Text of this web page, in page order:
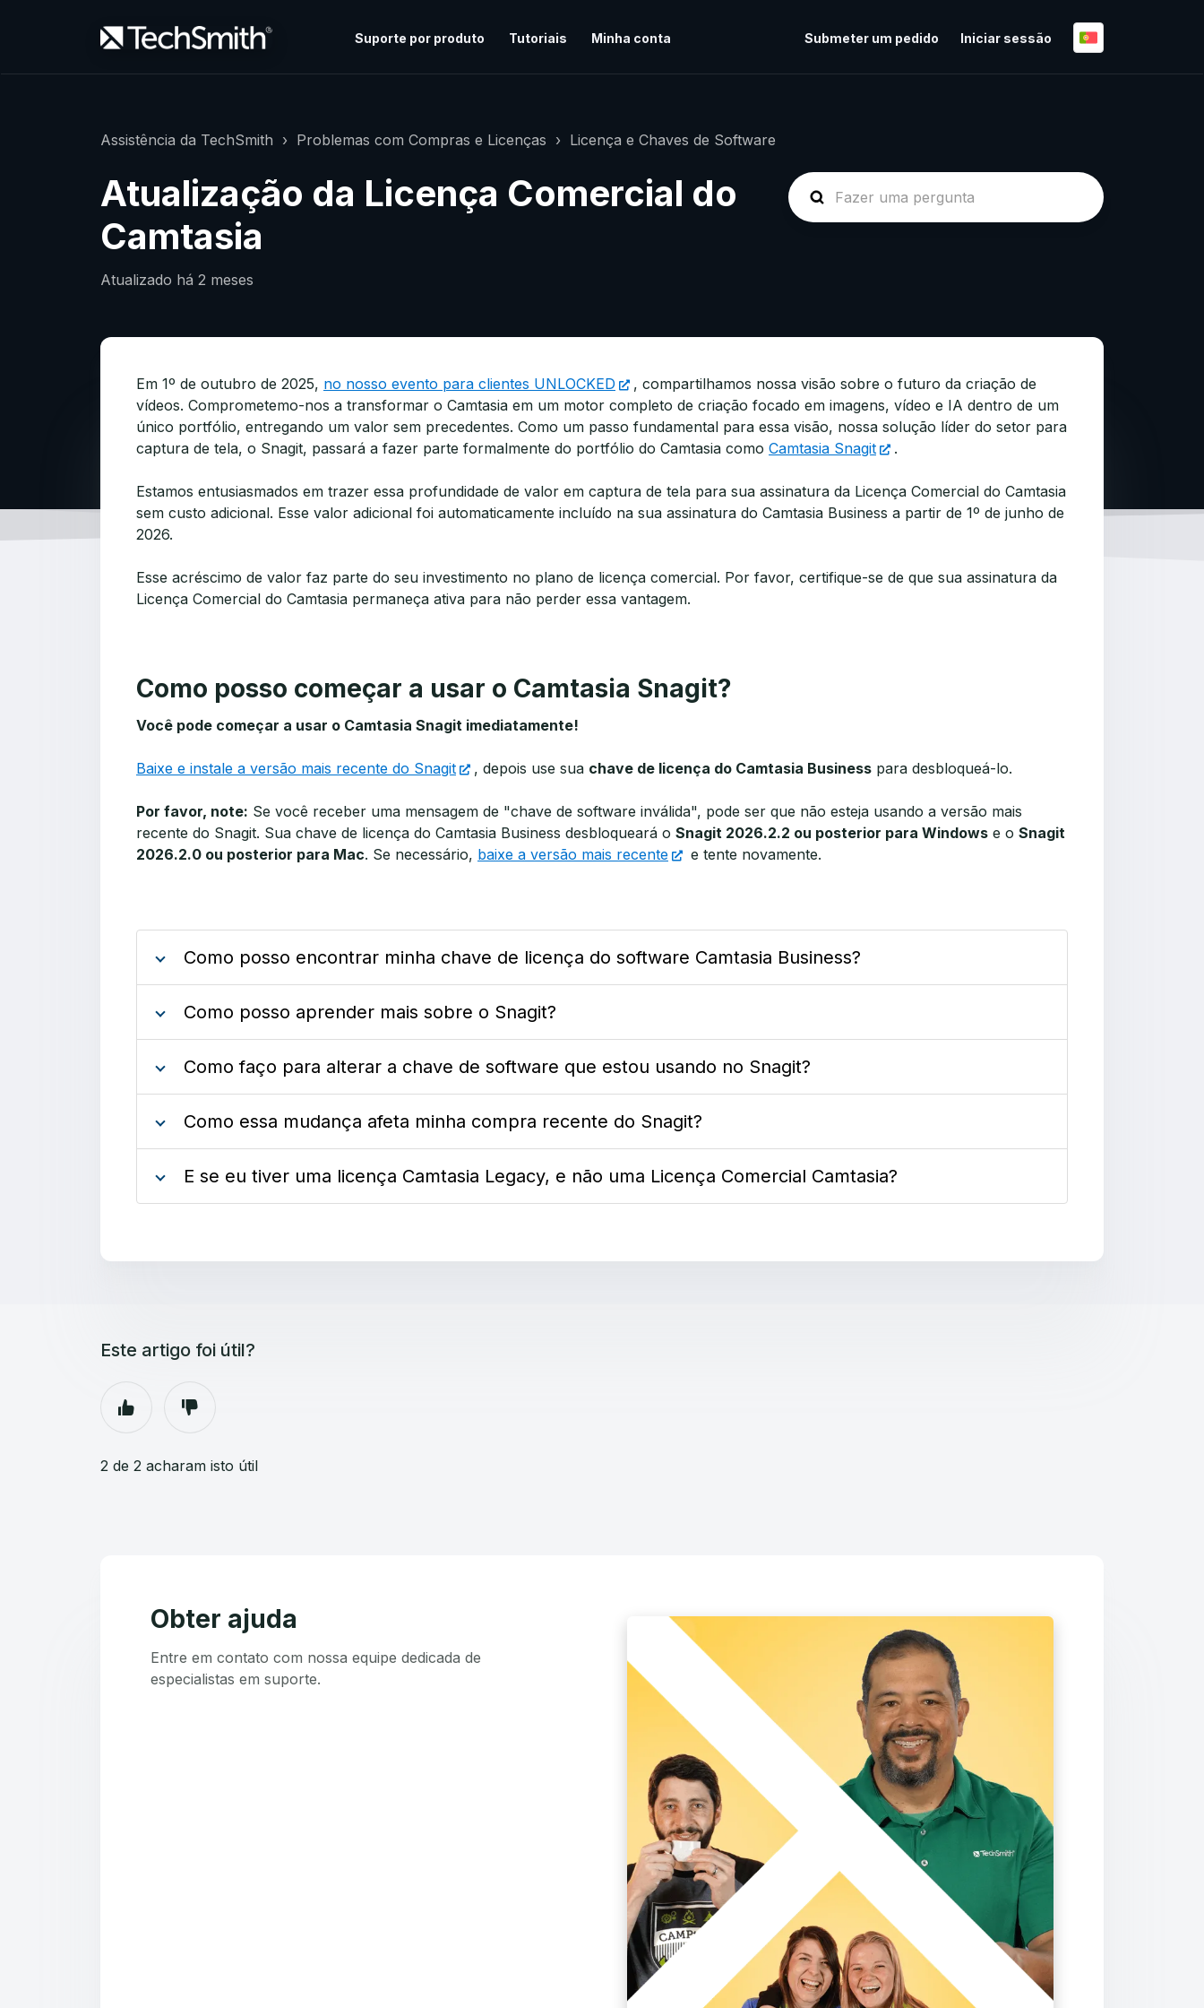
Suporte por produto Tutoriais Minha conta Submeter um pedido Iniciar sessão
Assistência da TechSmith Problemas com Compras e Licenças Licença e Chaves de Software
Atualização da Licença Comercial do
Camtasia
Atualizado há 2 meses
Em 1º de outubro de 2025, no nosso evento para clientes UNLOCKED
, compartilhamos nossa visão sobre o futuro da criação de
vídeos. Comprometemo-nos a transformar o Camtasia em um motor completo de criação focado em imagens, vídeo e IA dentro de um
único portfólio, entregando um valor sem precedentes. Como um passo fundamental para essa visão, nossa solução líder do setor para
captura de tela, o Snagit, passará a fazer parte formalmente do portfólio do Camtasia como Camtasia Snagit .
Estamos entusiasmados em trazer essa profundidade de valor em captura de tela para sua assinatura da Licença Comercial do Camtasia
sem custo adicional. Esse valor adicional foi automaticamente incluído na sua assinatura do Camtasia Business a partir de 1º de junho de
2026.
Esse acréscimo de valor faz parte do seu investimento no plano de licença comercial. Por favor, certifique-se de que sua assinatura da
Licença Comercial do Camtasia permaneça ativa para não perder essa vantagem.
Como posso começar a usar o Camtasia Snagit?
Você pode começar a usar o Camtasia Snagit imediatamente!
Baixe e instale a versão mais recente do Snagit , depois use sua chave de licença do Camtasia Business para desbloqueá-lo.
Por favor, note: Se você receber uma mensagem de "chave de software inválida", pode ser que não esteja usando a versão mais
recente do Snagit. Sua chave de licença do Camtasia Business desbloqueará o Snagit 2026.2.2 ou posterior para Windows e o Snagit
2026.2.0 ou posterior para Mac. Se necessário, baixe a versão mais recente e tente novamente.
Como posso encontrar minha chave de licença do software Camtasia Business?
Como posso aprender mais sobre o Snagit?
Como faço para alterar a chave de software que estou usando no Snagit?
Como essa mudança afeta minha compra recente do Snagit?
E se eu tiver uma licença Camtasia Legacy, e não uma Licença Comercial Camtasia?
Este artigo foi útil?
2 de 2 acharam isto útil
Obter ajuda
Entre em contato com nossa equipe dedicada de
especialistas em suporte.